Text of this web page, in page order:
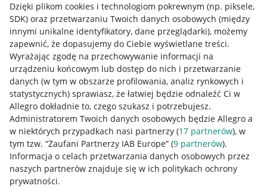
Dzięki plikom cookies i technologiom pokrewnym (np. piksele,
SDK) oraz przetwarzaniu Twoich danych osobowych (między
innymi unikalne identyfikatory, dane przeglądarki), możemy
zapewnić, że dopasujemy do Ciebie wyświetlane treści.
Wyrażając zgodę na przechowywanie informacji na
urządzeniu końcowym lub dostęp do nich i przetwarzanie
danych (w tym w obszarze profilowania, analiz rynkowych i
statystycznych) sprawiasz, że łatwiej będzie odnaleźć Ci w
Allegro dokładnie to, czego szukasz i potrzebujesz.
Administratorem Twoich danych osobowych będzie Allegro a
w niektórych przypadkach nasi partnerzy (17 partnerów), w
tym tzw. “Zaufani Partnerzy IAB Europe” (9 partnerów).
Informacja o celach przetwarzania danych osobowych przez
naszych partnerów znajduje się w ich politykach ochrony
prywatności.
Przydatne informacje
Jak to działa